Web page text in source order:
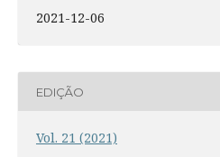
2021-12-06
EDIÇÃO
Vol. 21 (2021)